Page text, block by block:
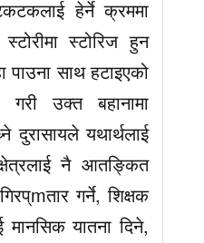
हेर्ने क्रममा
स्टोरिज हुन
साथ हटाइएको
गरी उक्त बहानामा
दुरासायले यथार्थलाई
नै आतङ्कित
गर्ने, शिक्षक
मानसिक यातना दिने,